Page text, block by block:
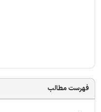
فهرست مطالب